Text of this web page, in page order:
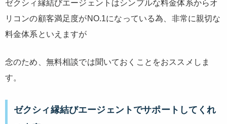
ゼクシィ縁結びエージェントはシンプルな料金体系からオ
リコンの顧客満足度がNO.1になっている為、非常に親切な
料金体系といえますが
念のため、無料相談では聞いておくことをおススメしま
す。
ゼクシィ縁結びエージェントでサポートしてくれ